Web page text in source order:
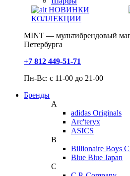
НОВИНКИ
КОЛЛЕКЦИИ
MINT — мультибрендовый
Петербурга
+7 812 449-51-71
Пн-Вс: с 11-00 до 21-00
Бренды
A
adidas Originals
Arc'teryx
ASICS
B
Billionaire Boys
Blue Blue Japan
C